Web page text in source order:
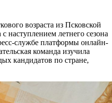
возраста из Псковской
наступлением летнего сезона
службе платформы онлайн-
команда изучила
кандидатов по стране,